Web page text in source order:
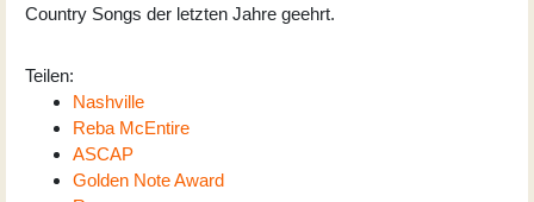
Country Songs der letzten Jahre geehrt.
Teilen:
Nashville
Reba McEntire
ASCAP
Golden Note Award